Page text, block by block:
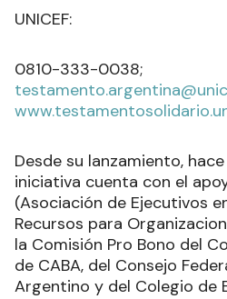
UNICEF:
0810-333-0038;
Desde su lanzamiento,
iniciativa cuenta con el
(Asociación de Ejecutivos
Recursos para
la Comisión Pro Bono del
de CABA, del Consejo
Argentino y del Colegio de